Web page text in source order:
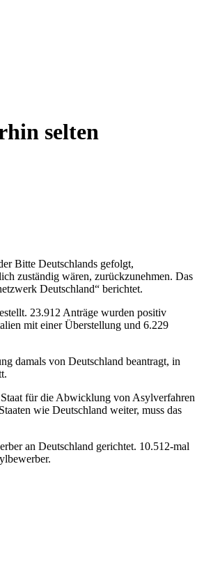
selten
Bitte Deutschlands gefolgt,
zuständig wären, zurückzunehmen. Das
Deutschland“ berichtet.
23.912 Anträge wurden positiv
mit einer Überstellung und 6.229
damals von Deutschland beantragt, in
für die Abwicklung von Asylverfahren
wie Deutschland weiter, muss das
an Deutschland gerichtet. 10.512-mal